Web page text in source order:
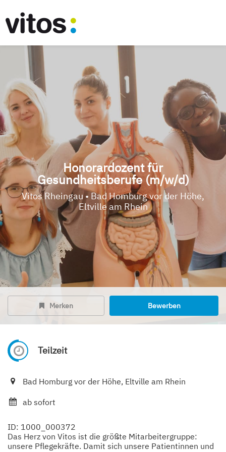
Honorardozent für
Gesundheitsberufe (m/w/d)
Vitos Rheingau • Bad Homburg vor der Höhe,
Eltville am Rhein
Merken Bewerben
Teilzeit
Bad Homburg vor der Höhe, Eltville am Rhein
ab sofort
ID: 1000_000372
Das Herz von Vitos ist die größte Mitarbeitergruppe:
unsere Pflegekräfte. Damit sich unsere Patientinnen und